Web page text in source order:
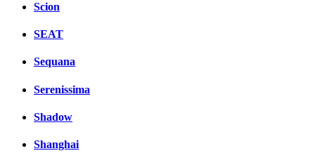
Scion
SEAT
Sequana
Serenissima
Shadow
Shanghai